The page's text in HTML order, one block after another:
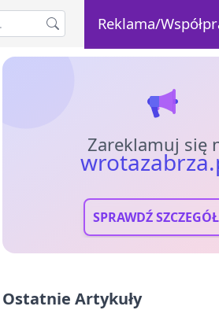
Reklama/
Zareklamuj się
SPRAWDŹ
Ostatnie Artykuły